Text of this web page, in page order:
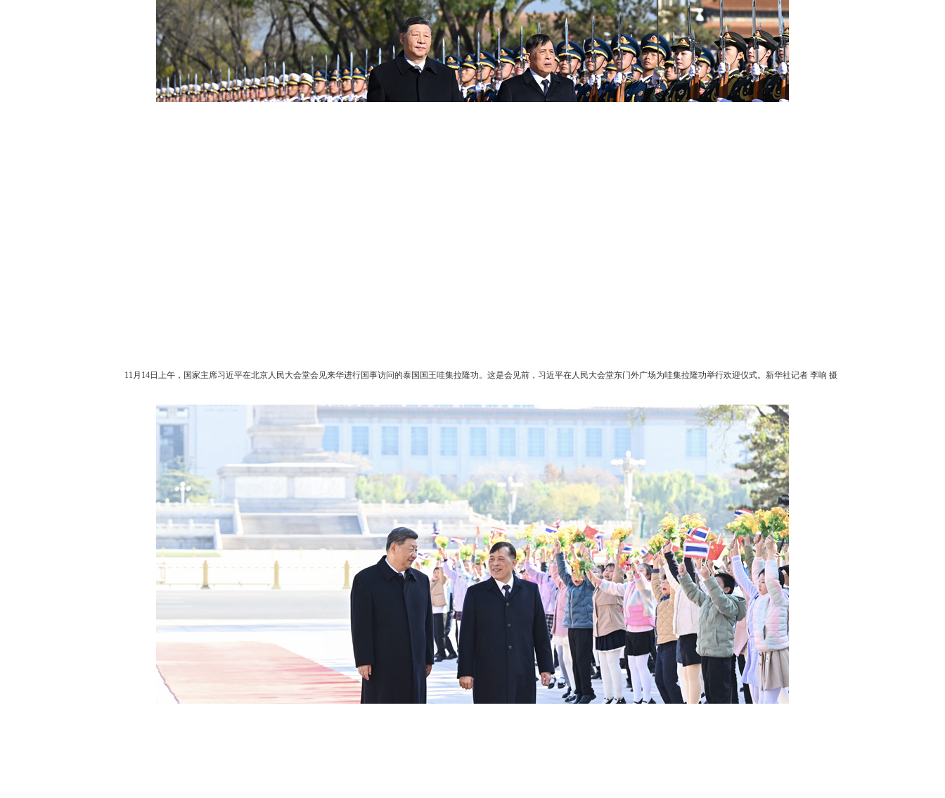
11月14日上午，国家主席习近平在北京人民大会堂会见来华进行国事访问的泰国国王哇集拉隆功。这是会见前，习近平在人民大会堂东门外广场为哇集拉隆功举行欢迎仪式。新华社记者 李响 摄